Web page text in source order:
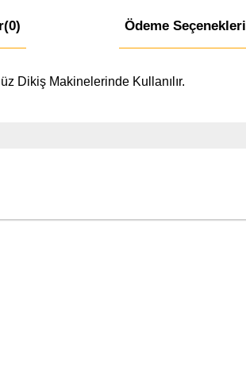
(0) Ödeme Seçenekleri
Dikiş Makinelerinde Kullanılır.